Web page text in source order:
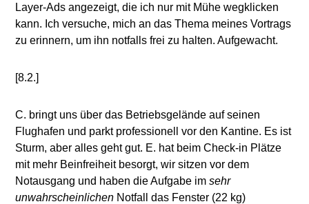
Layer-Ads angezeigt, die ich nur mit Mühe wegklicken
kann. Ich versuche, mich an das Thema meines Vortrags
zu erinnern, um ihn notfalls frei zu halten. Aufgewacht.
[8.2.]
C. bringt uns über das Betriebsgelände auf seinen
Flughafen und parkt professionell vor den Kantine. Es ist
Sturm, aber alles geht gut. E. hat beim Check-in Plätze
mit mehr Beinfreiheit besorgt, wir sitzen vor dem
Notausgang und haben die Aufgabe imsehr
unwahrscheinlichen Notfall das Fenster (22 kg)